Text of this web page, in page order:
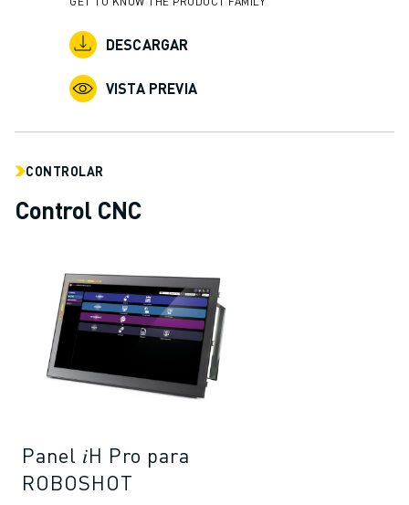
DESCARGAR
VISTA PREVIA
CONTROLAR
Control CNC
Panel 𝑖H Pro para
ROBOSHOT